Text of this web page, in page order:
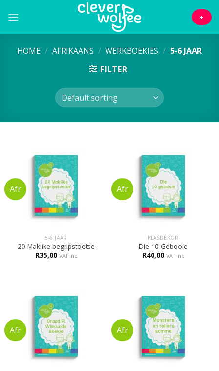
+
HOME / AFRIKAANS / WERKBOEKIES / 5-6 JAAR
FILTER
5-6 JAAR
20 Maklike begripstoetse
R35,00 VAT inc
KLASDEKOR
Die 10 Gebooie
R40,00 VAT inc